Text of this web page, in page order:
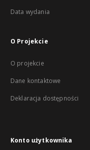
Data wydania
O Projekcie
O projekcie
Dane kontaktowe
Deklaracja dostępności
Konto użytkownika